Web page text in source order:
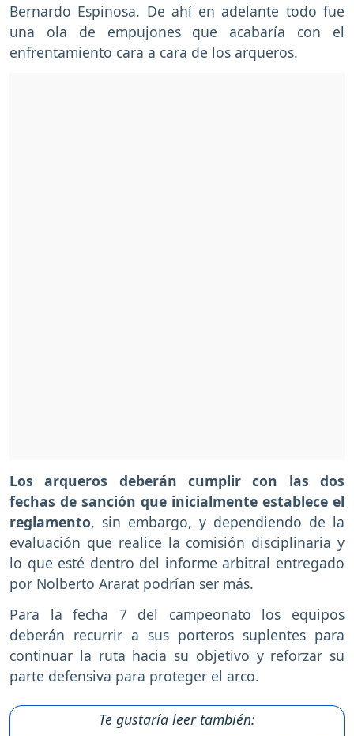
Bernardo Espinosa. De ahí en adelante todo fue
una ola de empujones que acabaría con el
enfrentamiento cara a cara de los arqueros.
Los arqueros deberán cumplir con las dos
fechas de sanción que inicialmente establece el
reglamento, sin embargo, y dependiendo de la
evaluación que realice la comisión disciplinaria y
lo que esté dentro del informe arbitral entregado
por Nolberto Ararat podrían ser más.
Para la fecha 7 del campeonato los equipos
deberán recurrir a sus porteros suplentes para
continuar la ruta hacia su objetivo y reforzar su
parte defensiva para proteger el arco.
Te gustaría leer también: